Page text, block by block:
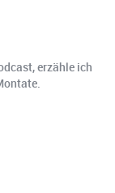
erzähle ich